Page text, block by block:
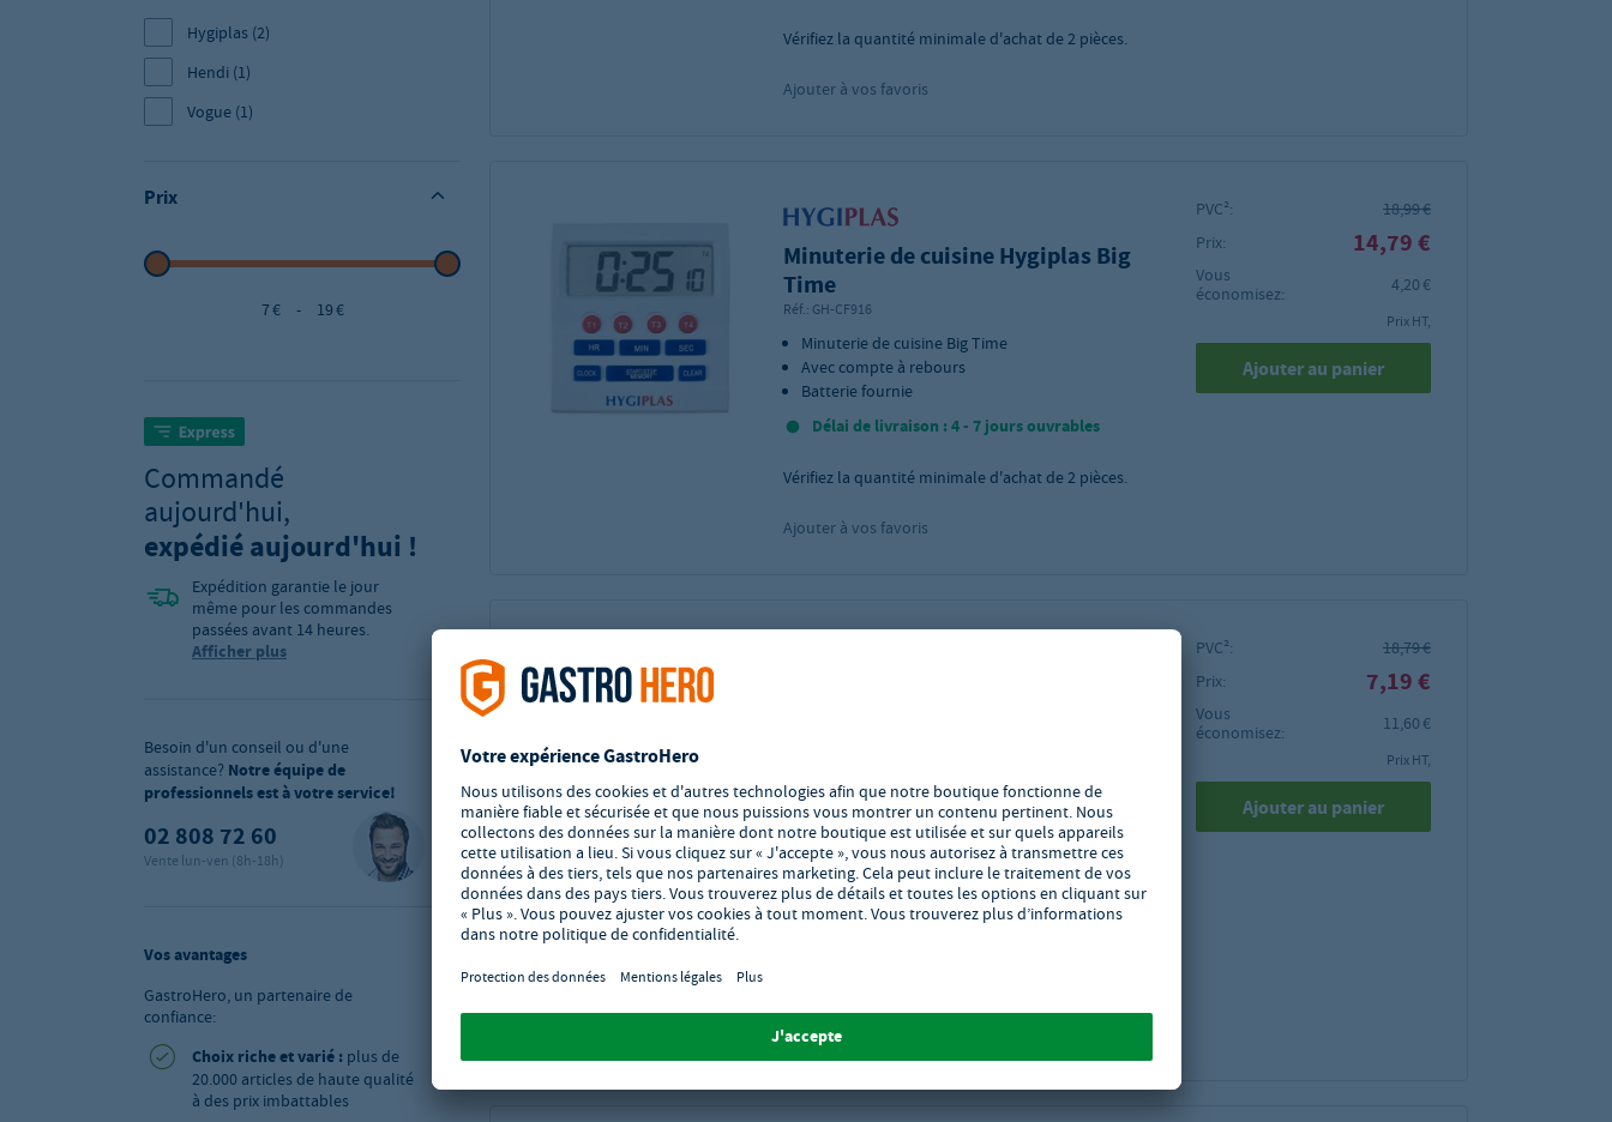
Hygiplas (2)
Hendi (1)
Vogue (1)
Prix
7 € - 19 €
Commandé
aujourd'hui,
expédié aujourd'hui !
Expédition garantie le jour
même pour les commandes
passées avant 14 heures.
Afficher plus
Besoin d'un conseil ou d'une
assistance? Notre équipe de
professionnels est à votre service!
02 808 72 60
Vente lun-ven (8h-18h)
Vos avantages
GastroHero, un partenaire de
confiance:
Choix riche et varié : plus de
20.000 articles de haute qualité
à des prix imbattables
Vérifiez la quantité minimale d'achat de2 pièces.
Ajouter à vos favoris
Minuterie de cuisine Hygiplas Big
Time
Réf.: GH-CF916
Minuterie de cuisine Big Time
Avec compte à rebours
Batterie fournie
Délai de livraison : 4 - 7 jours ouvrables
Vérifiez la quantité minimale d'achat de2 pièces.
Ajouter à vos favoris
PVC²:
18,99 €
Prix:
14,79 €
Vous
économisez:
4,20 €
Prix HT,
Ajouter au panier
dos magnétique permettant de la fixer presque
partout
alarme de 80 dB
dimensions du produit (L x P x H) : 63 x 15 x 63
mm
Ajouter à vos favoris
PVC²:
18,79 €
Prix:
7,19 €
Vous
économisez:
11,60 €
Prix HT,
Ajouter au panier